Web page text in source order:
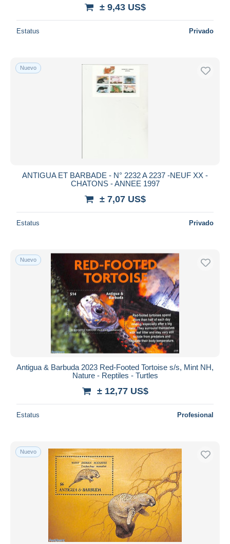
Sólo con descuento
Envío gratis
Bancontact
iDeal
Maestro
Residencia del vendedor
Aplicar
± 9,43 US$
Estatus Privado
Nuevo
ANTIGUA ET BARBADE - N° 2232 A 2237 -NEUF XX -
CHATONS - ANNEE 1997
± 7,07 US$
Estatus Privado
Nuevo
Antigua & Barbuda 2023 Red-Footed Tortoise s/s, Mint NH,
Nature - Reptiles - Turtles
± 12,77 US$
Estatus Profesional
Nuevo